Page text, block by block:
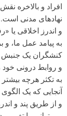
افراد و بالاخره
نهادهای مدنی است.
و اندرز اخلاقی یا
به پیامد عمل ما، و
کنشگران یک جنبش
و روابط درونی خود
به تکثر هرچه بیشتر
آنجایی که یک
و از طریق پند و